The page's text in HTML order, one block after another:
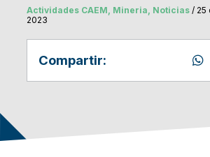
Actividades CAEM, Mineria, Noticias/ 25
2023
Compartir: